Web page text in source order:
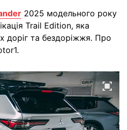
2025 модельного року
Trail Edition, яка
доріг та бездоріжжя. Про